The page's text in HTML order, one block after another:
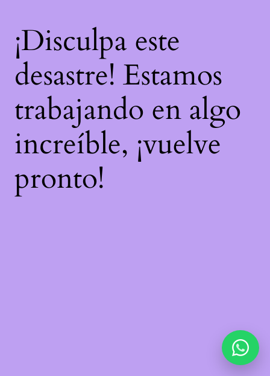
¡Disculpa este
desastre! Estamos
trabajando en algo
increíble, ¡vuelve
pronto!